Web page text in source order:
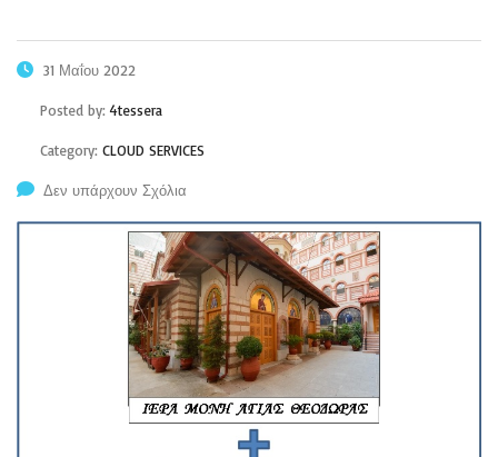
31 Μαΐου 2022
Posted by: 4tessera
Category: CLOUD SERVICES
Δεν υπάρχουν Σχόλια